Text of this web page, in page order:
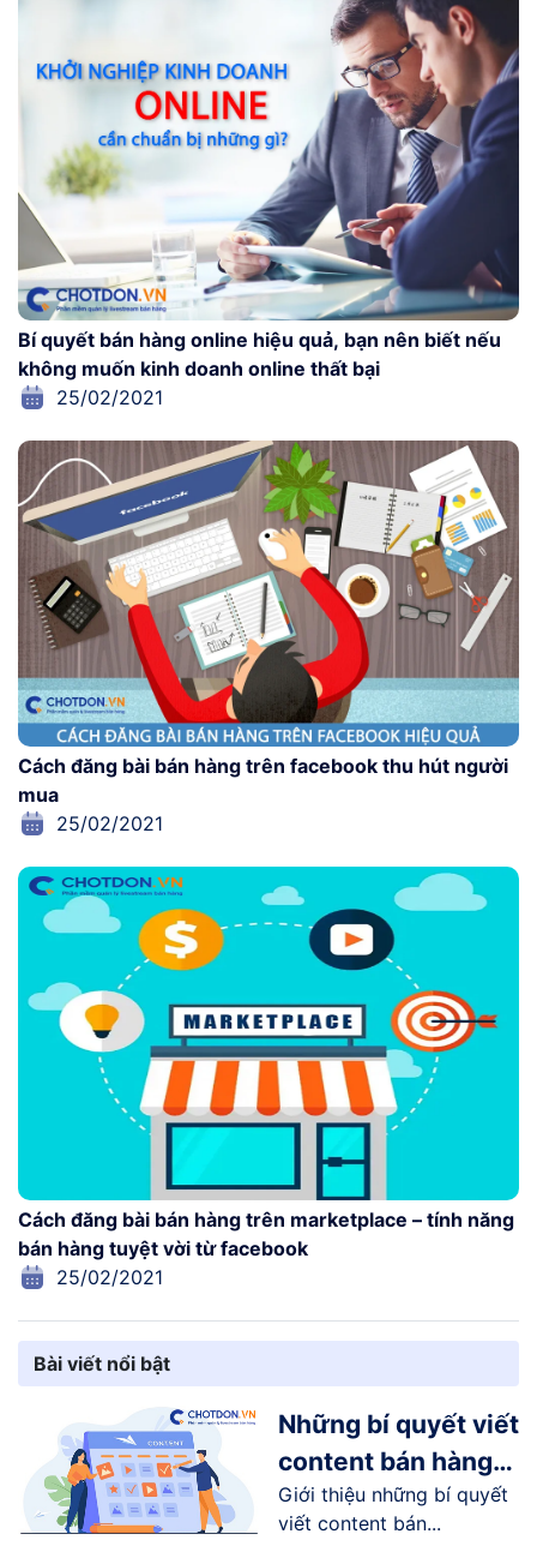
Bí quyết bán hàng online hiệu quả, bạn nên biết nếu
không muốn kinh doanh online thất bại
25/02/2021
Cách đăng bài bán hàng trên facebook thu hút người
mua
25/02/2021
Cách đăng bài bán hàng trên marketplace – tính năng
bán hàng tuyệt vời từ facebook
25/02/2021
Bài viết nổi bật
Những bí quyết viết
content bán hàng
online trên
Facebook
Giới thiệu những bí quyết
viết content bán...